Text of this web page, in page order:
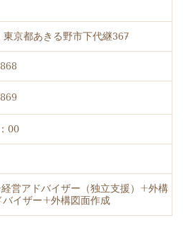
東京都あきる野市下代継367
00
営アドバイザー（独立支援）+外構
バイザー+外構図面作成